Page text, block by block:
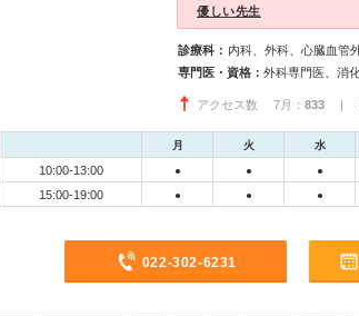
優しい先生
診療科： 内科、外科、心臓血管
専門医・資格： 外科専門医、消
アクセス数 7月： 833 | 6
月 火 水
10:00-13:00 ● ● ●
15:00-19:00 ● ● ●
022-302-6231